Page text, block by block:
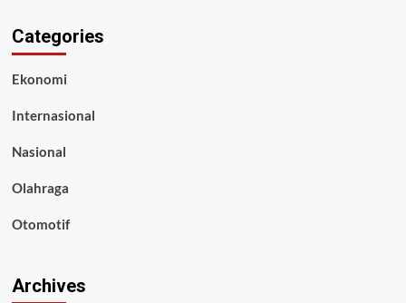
Categories
Ekonomi
Internasional
Nasional
Olahraga
Otomotif
Archives